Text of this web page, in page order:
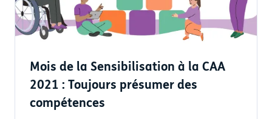
Mois de la Sensibilisation à la CAA
2021 : Toujours présumer des
compétences